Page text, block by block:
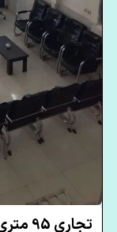
تجاری 95 متری در کشف مشهد